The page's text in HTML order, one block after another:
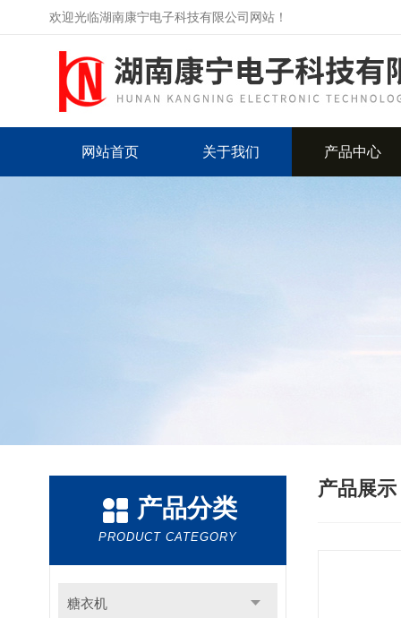
欢迎光临湖南康宁电子科技有限公司网站！
网站首页 关于我们 产品中心
产品分类
PRODUCT CATEGORY
糖衣机
产品展示